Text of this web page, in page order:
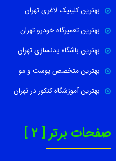
بهترین کلینیک لاغری تهران
بهترین تعمیرگاه خودرو تهران
بهترین باشگاه بدنسازی تهران
بهترین متخصص پوست و مو
بهترین آموزشگاه کنکور در تهران
صفحات برتر [ 2 ]